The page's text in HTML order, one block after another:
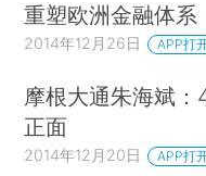
重塑欧洲金融体系
2014年12月26日 APP打
摩根大通朱海斌
正面
2014年12月20日 APP打